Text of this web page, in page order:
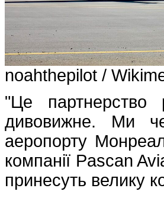
noahthepilot /
"Це партнерство
дивовижне. Ми
аеропорту
компанії Pascan
принесуть велику